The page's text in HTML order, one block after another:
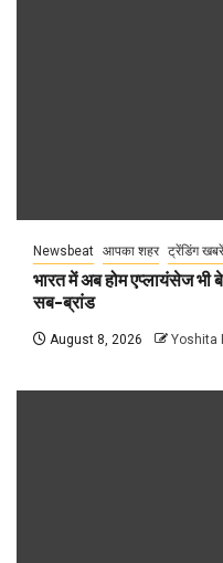
Newsbeat आपका शहर ट्रेंडिंग खबरें
भारत में अब होम एप्लायंसेज
सब-ब्रांड
August 8, 2026 Yoshita